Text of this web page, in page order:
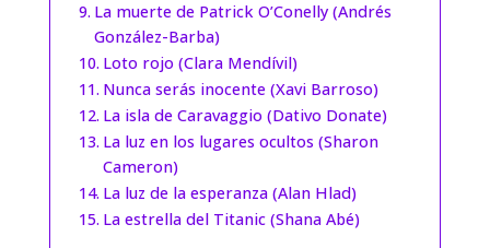
La muerte de Patrick O’Conelly (Andrés
González-Barba)
Loto rojo (Clara Mendívil)
Nunca serás inocente (Xavi Barroso)
La isla de Caravaggio (Dativo Donate)
La luz en los lugares ocultos (Sharon
Cameron)
La luz de la esperanza (Alan Hlad)
La estrella del Titanic (Shana Abé)